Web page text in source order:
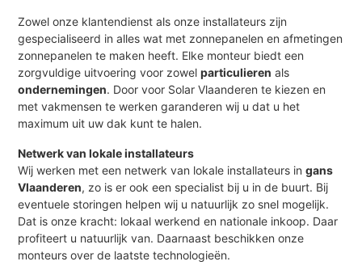
Zowel onze klantendienst als onze installateurs zijn
gespecialiseerd in alles wat met zonnepanelen en afmetingen
zonnepanelen te maken heeft. Elke monteur biedt een
zorgvuldige uitvoering voor zowelparticulieren als
ondernemingen. Door voor Solar Vlaanderen te kiezen en
met vakmensen te werken garanderen wij u dat u het
maximum uit uw dak kunt te halen.
Netwerk van lokale installateurs
Wij werken met een netwerk van lokale installateurs ingans
Vlaanderen, zo is er ook een specialist bij u in de buurt. Bij
eventuele storingen helpen wij u natuurlijk zo snel mogelijk.
Dat is onze kracht: lokaal werkend en nationale inkoop. Daar
profiteert u natuurlijk van. Daarnaast beschikken onze
monteurs over de laatste technologieën.